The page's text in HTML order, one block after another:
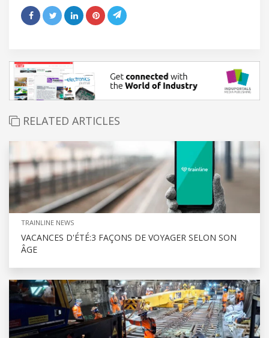
RELATED ARTICLES
TRAINLINE NEWS
VACANCES D'ÉTÉ:3 FAÇONS DE VOYAGER SELON SON
ÂGE